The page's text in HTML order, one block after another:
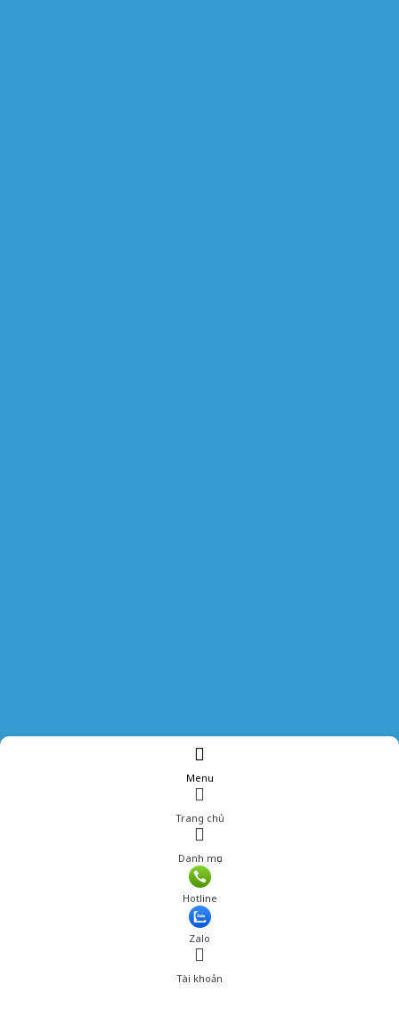
Menu
Trang chủ
Danh mục
Hotline
Zalo
Tài khoản